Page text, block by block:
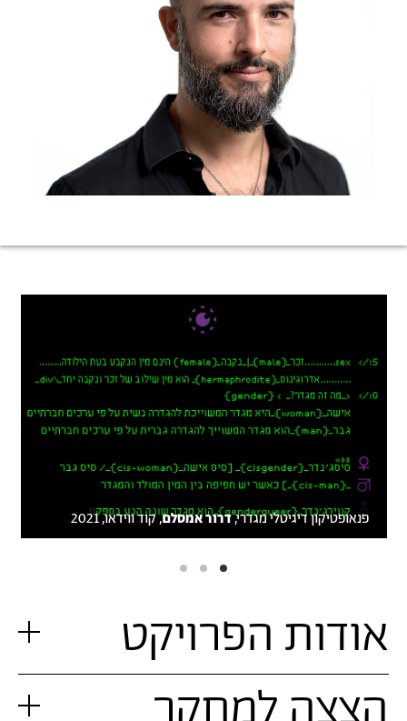
תמונות
פנאופטיקון דיגיטלי מגדרי,דרור אמסלם, קוד ווידאו, 2021
אודות הפרויקט